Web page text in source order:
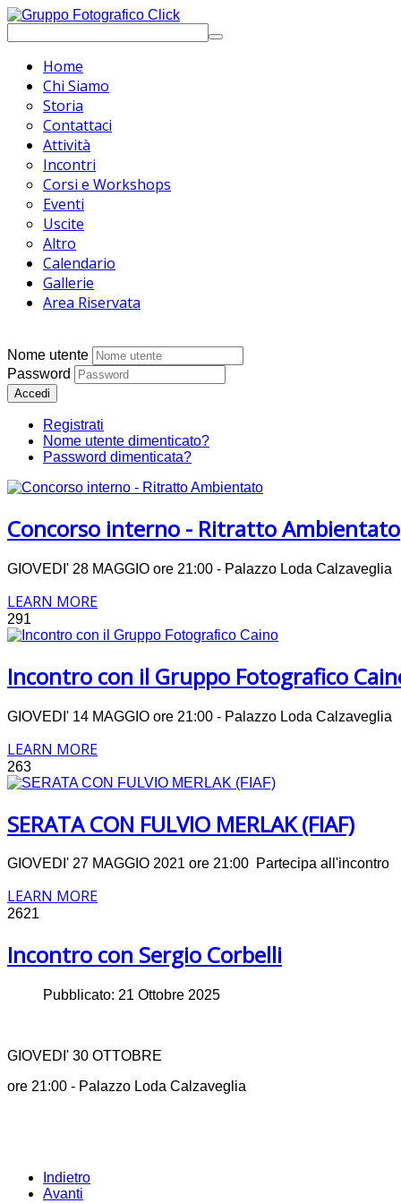
Home
Chi Siamo
Storia
Contattaci
Attività
Incontri
Corsi e Workshops
Eventi
Uscite
Altro
Calendario
Gallerie
Area Riservata
Nome utente
Password
Accedi
Registrati
Nome utente dimenticato?
Password dimenticata?
Concorso interno - Ritratto Ambientato
GIOVEDI' 28 MAGGIO ore 21:00 - Palazzo Loda
LEARN MORE
291
Incontro con il Gruppo Fotografico
GIOVEDI' 14 MAGGIO ore 21:00 - Palazzo Loda
LEARN MORE
263
SERATA CON FULVIO MERLAK (FIAF)
GIOVEDI' 27 MAGGIO 2021 ore 21:00 Partecipa all'incontro
LEARN MORE
2621
Incontro con Sergio Corbelli
Pubblicato: 21 Ottobre 2025
GIOVEDI' 30 OTTOBRE
ore 21:00 - Palazzo Loda Calzaveglia
Indietro
Avanti